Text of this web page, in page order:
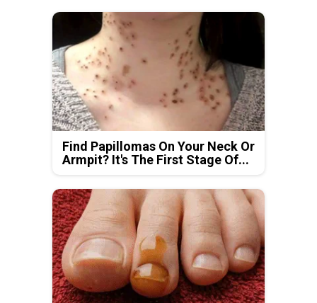
Find Papillomas On Your Neck Or
Armpit? It's The First Stage Of...